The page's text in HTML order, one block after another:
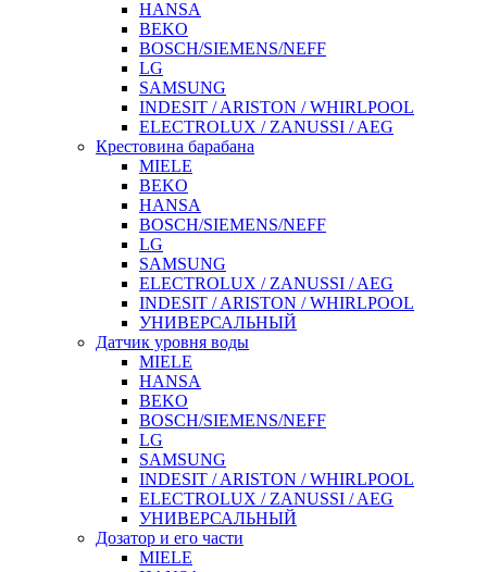
HANSA
BEKO
BOSCH/SIEMENS/NEFF
LG
SAMSUNG
INDESIT / ARISTON / WHIRLPOOL
ELECTROLUX / ZANUSSI / AEG
Крестовина барабана
MIELE
BEKO
HANSA
BOSCH/SIEMENS/NEFF
LG
SAMSUNG
ELECTROLUX / ZANUSSI / AEG
INDESIT / ARISTON / WHIRLPOOL
УНИВЕРСАЛЬНЫЙ
Датчик уровня воды
MIELE
HANSA
BEKO
BOSCH/SIEMENS/NEFF
LG
SAMSUNG
INDESIT / ARISTON / WHIRLPOOL
ELECTROLUX / ZANUSSI / AEG
УНИВЕРСАЛЬНЫЙ
Дозатор и его части
MIELE